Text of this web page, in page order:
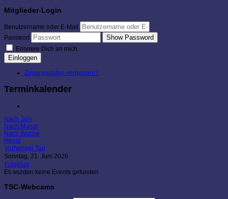
Mitglieder-Login
Benutzername oder E-Mail
Passwort
Show Password
Erinnere Dich an mich
Einloggen
Zugangsdaten vergessen?
Terminkalender
Nach Jahr
Nach Monat
Nach Woche
Heute
Vorheriger Tag
Sonntag, 21. Juni 2026
Folgetag
Es wurden keine Events gefunden
TSC-Webcams